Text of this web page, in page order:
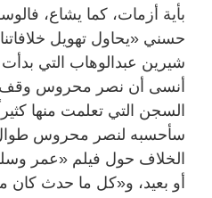
بأية أزمات، كما يشاع،
حسني «يحاول تهويل
شيرين عبدالوهاب التي
أنسى أن نصر محروس وقف
السجن التي تعلمت منها
سأحسبه لنصر محروس طوال
الخلاف حول فيلم «عمر
أو بعيد، و«كل ما حدث كان